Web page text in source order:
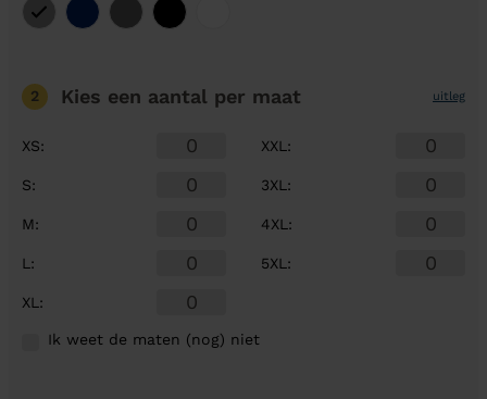
2 Kies een aantal per maat uitleg
XS:
S:
M:
L :
XL :
XXL :
3XL :
4XL :
5XL :
Ik weet de maten (nog) niet